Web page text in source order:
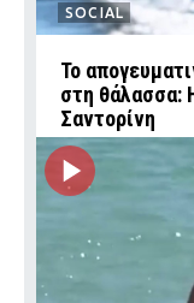
SOCIAL
Το
στη θάλασσα:
Σαντορίνη